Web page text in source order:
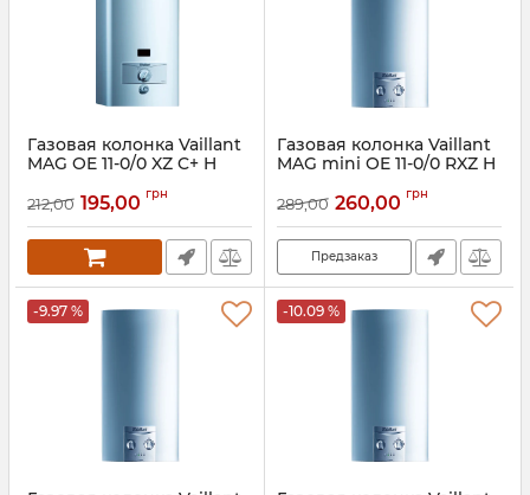
Газовая колонка Vaillant
MAG OE 11-0/0 XZ C+ H
Артикул: 311187
212,00 195,00 грн
Газовая колонка Vaillant
MAG mini OE 11-0/0 RXZ H
Артикул: 311292
289,00 260,00 грн
Предзаказ
-9.97 % -10.09 %